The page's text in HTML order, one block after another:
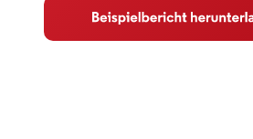
Trends und Einblicke